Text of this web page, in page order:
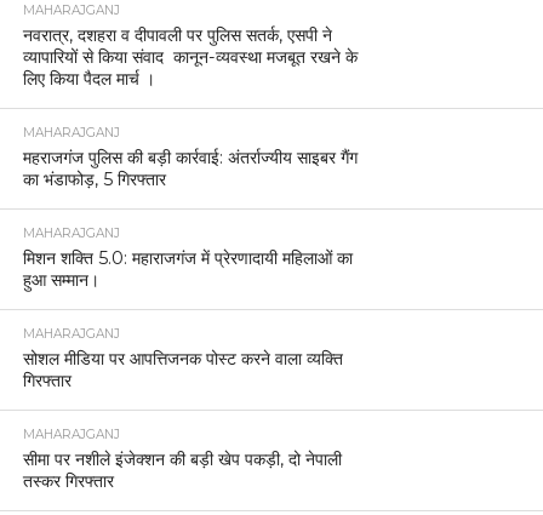
MAHARAJGANJ
नवरात्र, दशहरा व दीपावली पर पुलिस सतर्क, एसपी ने
व्यापारियों से किया संवाद कानून-व्यवस्था मजबूत रखने के
लिए किया पैदल मार्च ।
MAHARAJGANJ
महराजगंज पुलिस की बड़ी कार्रवाई: अंतर्राज्यीय साइबर गैंग
का भंडाफोड़, 5 गिरफ्तार
MAHARAJGANJ
मिशन शक्ति 5.0: महाराजगंज में प्रेरणादायी महिलाओं का
हुआ सम्मान।
MAHARAJGANJ
सोशल मीडिया पर आपत्तिजनक पोस्ट करने वाला व्यक्ति
गिरफ्तार
MAHARAJGANJ
सीमा पर नशीले इंजेक्शन की बड़ी खेप पकड़ी, दो नेपाली
तस्कर गिरफ्तार